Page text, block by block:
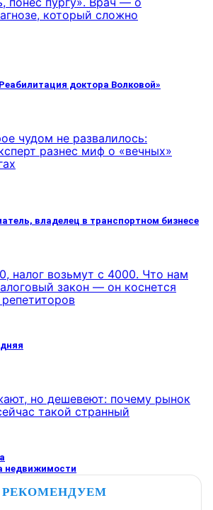
который сложно
доктора Волковой»
чудом не развалилось:
разнес миф о «вечных»
владелец в транспортном бизнесе
налог возьмут с 4000. Что нам
закон — он коснется
но дешевеют: почему рынок
такой странный
недвижимости
РЕКОМЕНДУЕМ